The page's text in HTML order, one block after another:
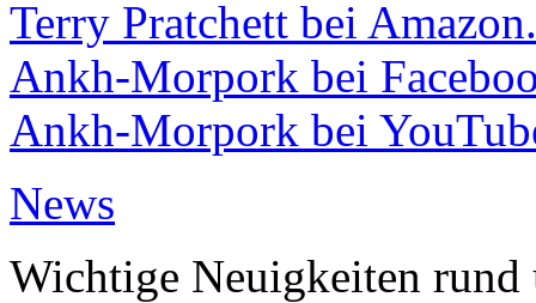
Terry Pratchett bei
Ankh-Morpork bei
Ankh-Morpork bei
News
Wichtige Neuigkeiten rund